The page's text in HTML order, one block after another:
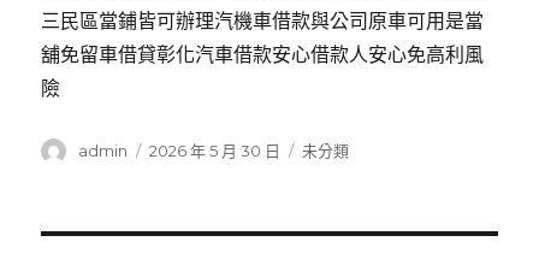
三民區當鋪皆可辦理汽機車借款與公司原車可用是當
舖免留車借貸彰化汽車借款安心借款人安心免高利風
險
作
admin
發
2026 年 5 月 30 日
分
未分類